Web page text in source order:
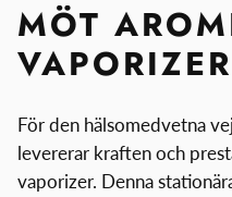
MÖT
VAPORIZER
För den hälsomedvetna
levererar kraften och
vaporizer. Denna